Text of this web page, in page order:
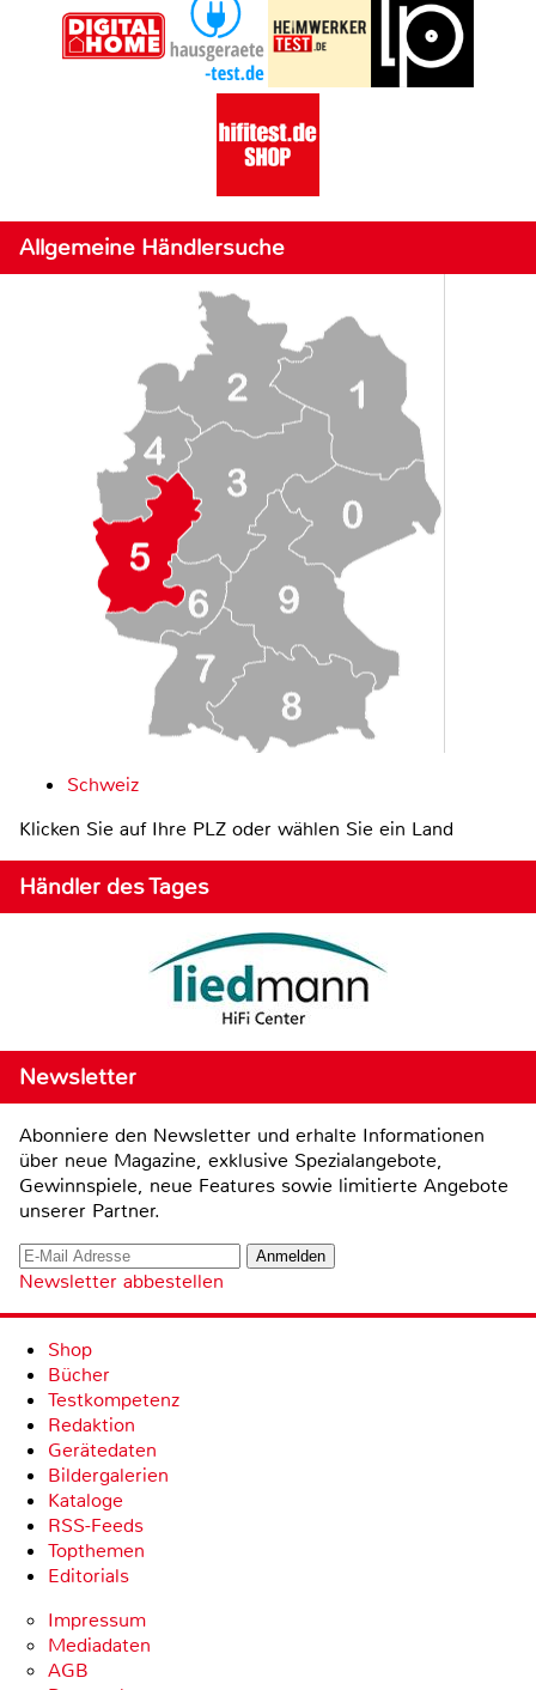
Allgemeine Händlersuche
Schweiz
Klicken Sie auf Ihre PLZ oder wählen Sie ein Land
Händler des Tages
Newsletter
Abonniere den Newsletter und erhalte Informationen
über neue Magazine, exklusive Spezialangebote,
Gewinnspiele, neue Features sowie limitierte Angebote
unserer Partner.
Newsletter abbestellen
Shop
Bücher
Testkompetenz
Redaktion
Gerätedaten
Bildergalerien
Kataloge
RSS-Feeds
Topthemen
Editorials
Impressum
Mediadaten
AGB